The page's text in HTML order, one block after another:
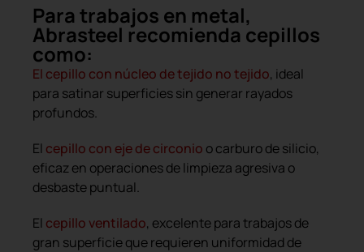
Para trabajos en metal,
Abrasteel recomienda cepillos
como:
El cepillo con núcleo de tejido no tejido, ideal
para satinar superficies sin generar rayados
profundos.
El cepillo con eje de circonio o carburo de silicio,
eficaz en operaciones de limpieza agresiva o
desbaste puntual.
El cepillo ventilado, excelente para trabajos de
gran superficie que requieren uniformidad de